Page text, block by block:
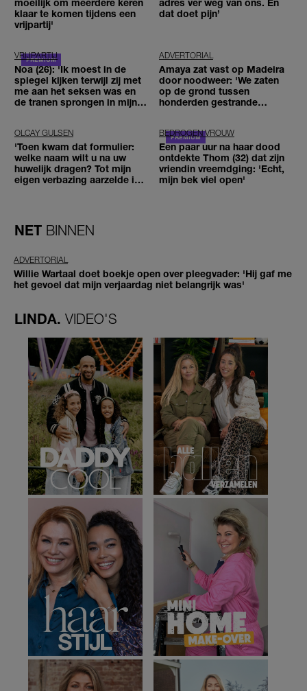
klaar te komen tijdens een
vrijpartij'
dat doet pijn’
VRIJPARTIJ
Noa (26): 'Ik moest in de
spiegel kijken terwijl zij met
me aan het seksen was en
de tranen sprongen in mijn
ADVERTORIAL
Amaya zat vast op Madeira
door noodweer: 'We zaten
op de grond tussen
honderden gestrande
OLCAY GULSEN
'Toen kwam dat formulier:
welke naam wilt u na uw
huwelijk dragen? Tot mijn
eigen verbazing aarzelde ik
BEDROGEN VROUW
Een paar uur na haar dood
ontdekte Thom (32) dat zijn
vriendin vreemdging: 'Echt,
mijn bek viel open'
NET BINNEN
ADVERTORIAL
Willie Wartaal doet boekje open over pleegvader: 'Hij gaf me
het gevoel dat mijn verjaardag niet belangrijk was'
LINDA. VIDEO'S